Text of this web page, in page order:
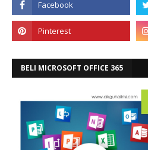
BELI MICROSOFT OFFICE 365